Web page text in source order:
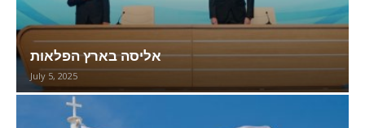
אליסה בארץ הפלאות
July 5, 2025